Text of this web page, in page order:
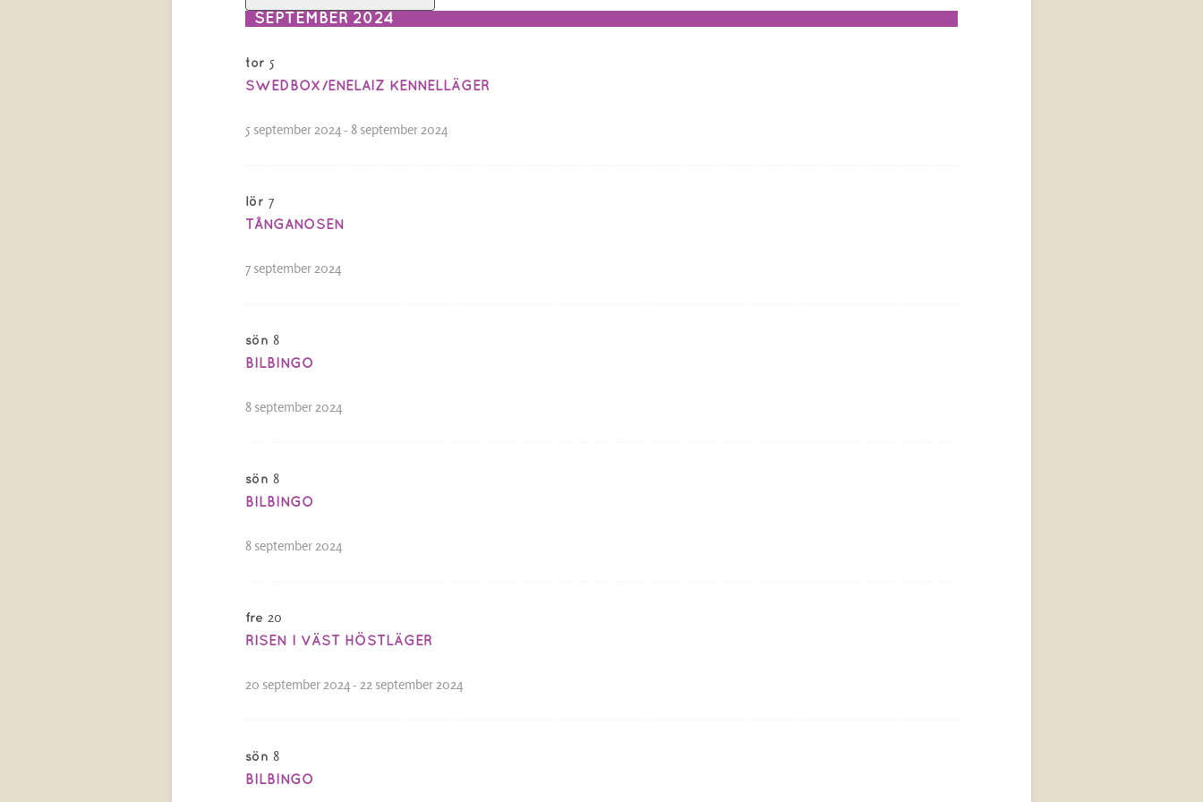
SEPTEMBER 2024
tor 5
SWEDBOX/ENELAIZ KENNELLÄGER
5 september 2024- 8 september 2024
lör 7
TÅNGANOSEN
7 september 2024
sön 8
BILBINGO
8 september 2024
sön 8
BILBINGO
8 september 2024
fre 20
RISEN I VÄST HÖSTLÄGER
20 september 2024- 22 september 2024
sön 8
BILBINGO